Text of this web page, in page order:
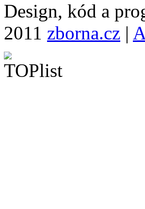
Design, kód a
2011 zborna.cz |